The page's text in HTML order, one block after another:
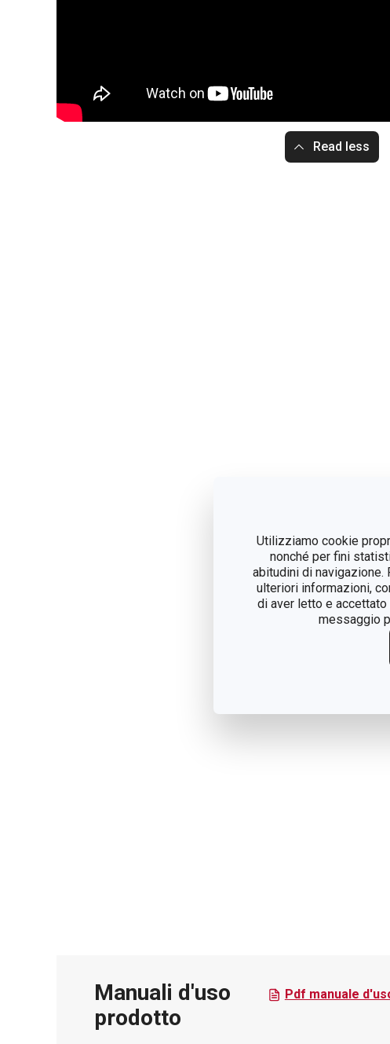
Utilizziamo cookie
nonché per fini
abitudini di navigazione.
ulteriori informazioni,
di aver letto e
messaggio
Read less
Manuali d'uso
prodotto
Pdf manuale